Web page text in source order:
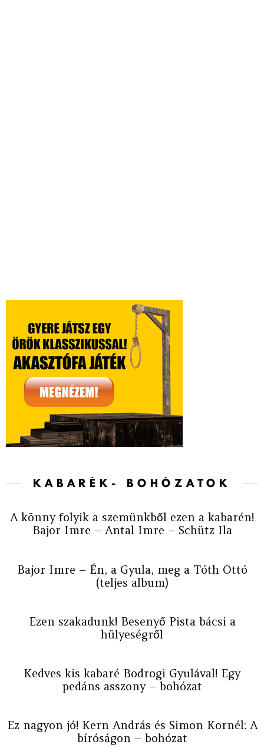
KABARÉK- BOHÓZATOK
A könny folyik a szemünkből ezen a kabarén!
Bajor Imre – Antal Imre – Schütz Ila
Bajor Imre – Én, a Gyula, meg a Tóth Ottó
(teljes album)
Ezen szakadunk! Besenyő Pista bácsi a
hülyeségről
Kedves kis kabaré Bodrogi Gyulával! Egy
pedáns asszony – bohózat
Ez nagyon jó! Kern András és Simon Kornél: A
bíróságon – bohózat